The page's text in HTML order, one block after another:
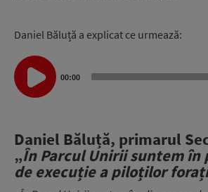
Daniel Băluță a explicat ce urmează:
Audio
Player
00:00
Daniel Băluță, primarul
„În Parcul Unirii suntem în
de execuție a piloților